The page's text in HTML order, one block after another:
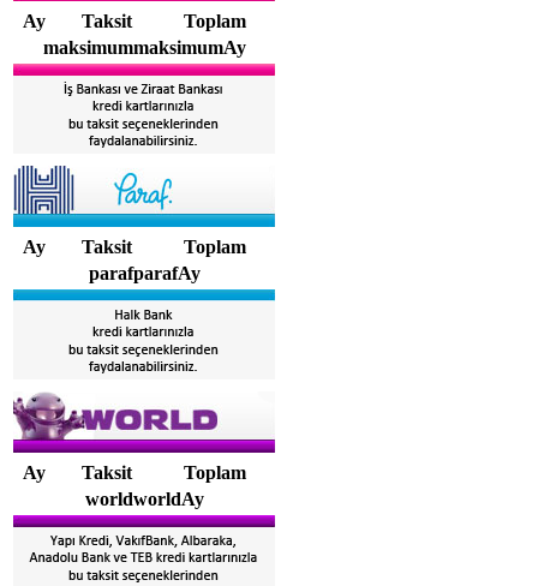
Ay Taksit
Toplam
maksimummaksimumAy
Ay Taksit
Toplam
parafparafAy
Ay Taksit
Toplam
worldworldAy